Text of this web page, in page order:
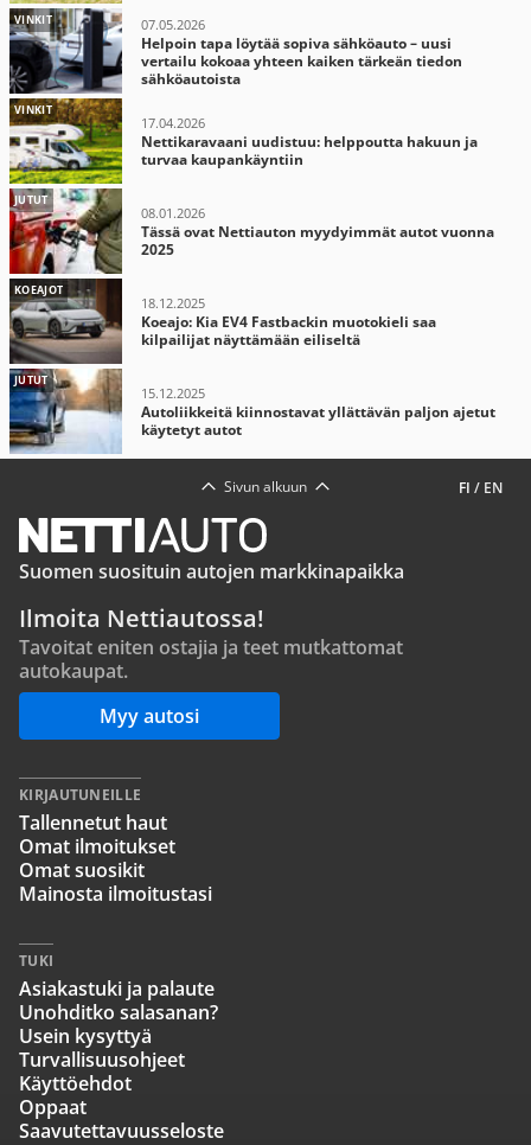
VINKIT 07.05.2026
Helpoin tapa löytää sopiva sähköauto – uusi
vertailu kokoaa yhteen kaiken tärkeän tiedon
sähköautoista
VINKIT
17.04.2026
Nettikaravaani uudistuu: helppoutta hakuun ja
turvaa kaupankäyntiin
JUTUT
08.01.2026
Tässä ovat Nettiauton myydyimmät autot vuonna
2025
KOEAJOT
18.12.2025
Koeajo: Kia EV4 Fastbackin muotokieli saa
kilpailijat näyttämään eiliseltä
JUTUT
15.12.2025
Autoliikkeitä kiinnostavat yllättävän paljon ajetut
käytetyt autot
FI / EN
Sivun alkuun
Suomen suosituin autojen markkinapaikka
Ilmoita Nettiautossa!
Tavoitat eniten ostajia ja teet mutkattomat
autokaupat.
Myy autosi
KIRJAUTUNEILLE
Tallennetut haut
Omat ilmoitukset
Omat suosikit
Mainosta ilmoitustasi
TUKI
Asiakastuki ja palaute
Unohditko salasanan?
Usein kysyttyä
Turvallisuusohjeet
Käyttöehdot
Oppaat
Saavutettavuusseloste